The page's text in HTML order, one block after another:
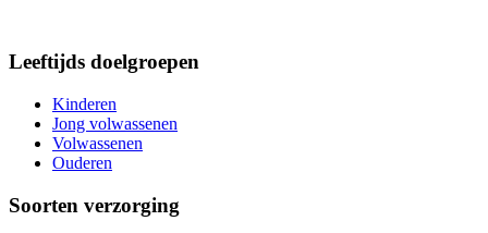
Leeftijds doelgroepen
Kinderen
Jong volwassenen
Volwassenen
Ouderen
Soorten verzorging